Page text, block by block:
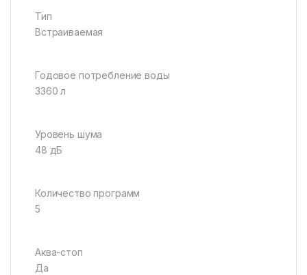
Тип
Встраиваемая
Годовое потребление воды
3360 л
Уровень шума
48 дБ
Количество программ
5
Аква-стоп
Да